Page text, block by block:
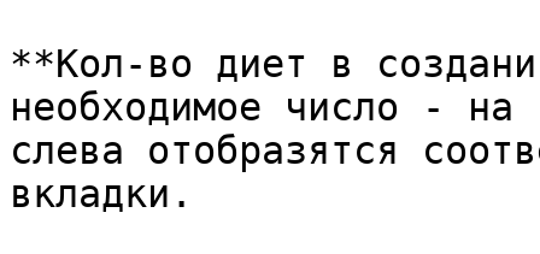
**Кол-во диет в
необходимое число - на
слева отобразятся
вкладки.